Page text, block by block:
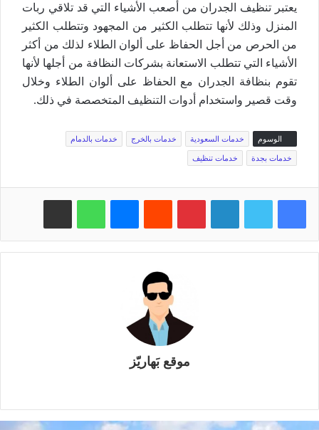
يعتبر تنظيف الجدران من أصعب الأشياء التي قد تلاقي ربات
المنزل وذلك لأنها تتطلب الكثير من المجهود وتتطلب الكثير
من الحرص من أجل الحفاظ على ألوان الطلاء لذلك من أكثر
الأشياء التي تتطلب الاستعانة بشركات النظافة من أجلها لأنها
تقوم بنظافة الجدران مع الحفاظ على ألوان الطلاء وخلال
وقت قصير واستخدام أدوات التنظيف المتخصصة في ذلك.
الوسوم خدمات السعودية خدمات بالخرج خدمات بالدمام
خدمات بجدة خدمات تنظيف
فيسبوك لينكدإن بينتيريست واتساب
موقع بَهاريّز
ق